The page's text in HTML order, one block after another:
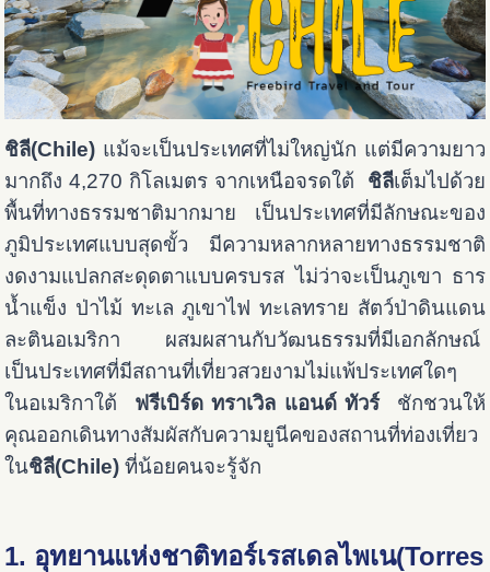
ชิลี(Chile) แม้จะเป็นประเทศที่ไม่ใหญ่นัก แต่มีความยาว
มากถึง 4,270 กิโลเมตร จากเหนือจรดใต้ ชิลีเต็มไปด้วย
พื้นที่ทางธรรมชาติมากมาย เป็นประเทศที่มีลักษณะของ
ภูมิประเทศแบบสุดขั้ว มีความหลากหลายทางธรรมชาติ
งดงามแปลกสะดุดตาแบบครบรส ไม่ว่าจะเป็นภูเขา ธาร
น้ำแข็ง ป่าไม้ ทะเล ภูเขาไฟ ทะเลทราย สัตว์ป่าดินแดน
ละตินอเมริกา ผสมผสานกับวัฒนธรรมที่มีเอกลักษณ์
เป็นประเทศที่มีสถานที่เที่ยวสวยงามไม่แพ้ประเทศใดๆ
ในอเมริกาใต้ ฟรีเบิร์ด ทราเวิล แอนด์ ทัวร์ชักชวนให้
คุณออกเดินทางสัมผัสกับความยูนีคของสถานที่ท่องเที่ยว
ในชิลี(Chile) ที่น้อยคนจะรู้จัก
1. อุทยานแห่งชาติทอร์เรสเดลไพเน(Torres